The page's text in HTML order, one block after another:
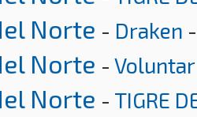
Norte - Draken
Norte -
Norte - TIGRE